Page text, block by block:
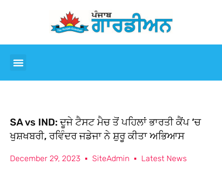
SA vs IND: ਦੂਜੇ ਟੈਸਟ ਮੈਚ ਤੋਂ ਪਹਿਲਾਂ ਭਾਰਤੀ ਕੈਂਪ ‘ਚ
ਖੁਸ਼ਖਬਰੀ, ਰਵਿੰਦਰ ਜਡੇਜਾ ਨੇ ਸ਼ੁਰੂ ਕੀਤਾ ਅਭਿਆਸ
December 29, 2023 SiteAdmin Latest News